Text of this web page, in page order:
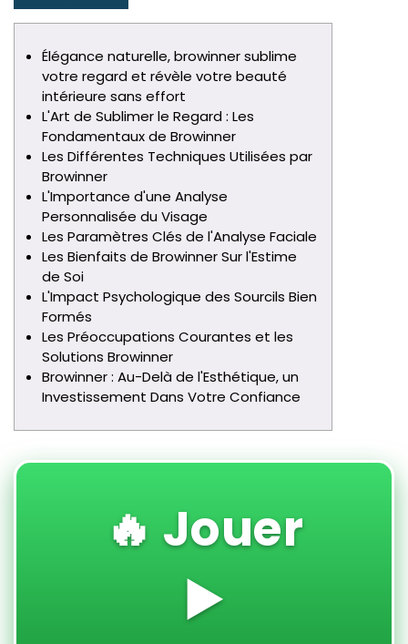
Élégance naturelle, browinner sublime
votre regard et révèle votre beauté
intérieure sans effort
L'Art de Sublimer le Regard : Les
Fondamentaux de Browinner
Les Différentes Techniques Utilisées par
Browinner
L'Importance d'une Analyse
Personnalisée du Visage
Les Paramètres Clés de l'Analyse Faciale
Les Bienfaits de Browinner Sur l'Estime
de Soi
L'Impact Psychologique des Sourcils Bien
Formés
Les Préoccupations Courantes et les
Solutions Browinner
Browinner : Au-Delà de l'Esthétique, un
Investissement Dans Votre Confiance
🔥 Jouer
▶️